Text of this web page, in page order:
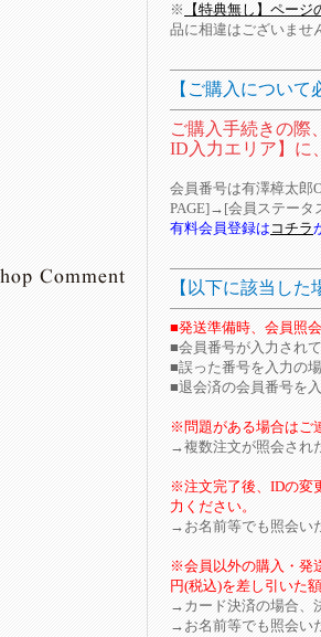
※ 【特典無し】ページ
品に相違はございませ
【ご購入について
ご購入手続きの際
ID入力エリア】に
会員番号は有澤樟太郎
PAGE]→[会員ステータ
有料会員登録は コチラ
【以下に該当した
■発送準備時、会員照
■会員番号が入力され
■誤った番号を入力の
■退会済の会員番号を
※問題がある場合はご
→複数注文が照会され
※注文完了後、IDの変
力ください。
→お名前等でも照会い
※会員以外の購入・発
円(税込)を差し引いた
→カード決済の場合、
→お名前等でも照会い